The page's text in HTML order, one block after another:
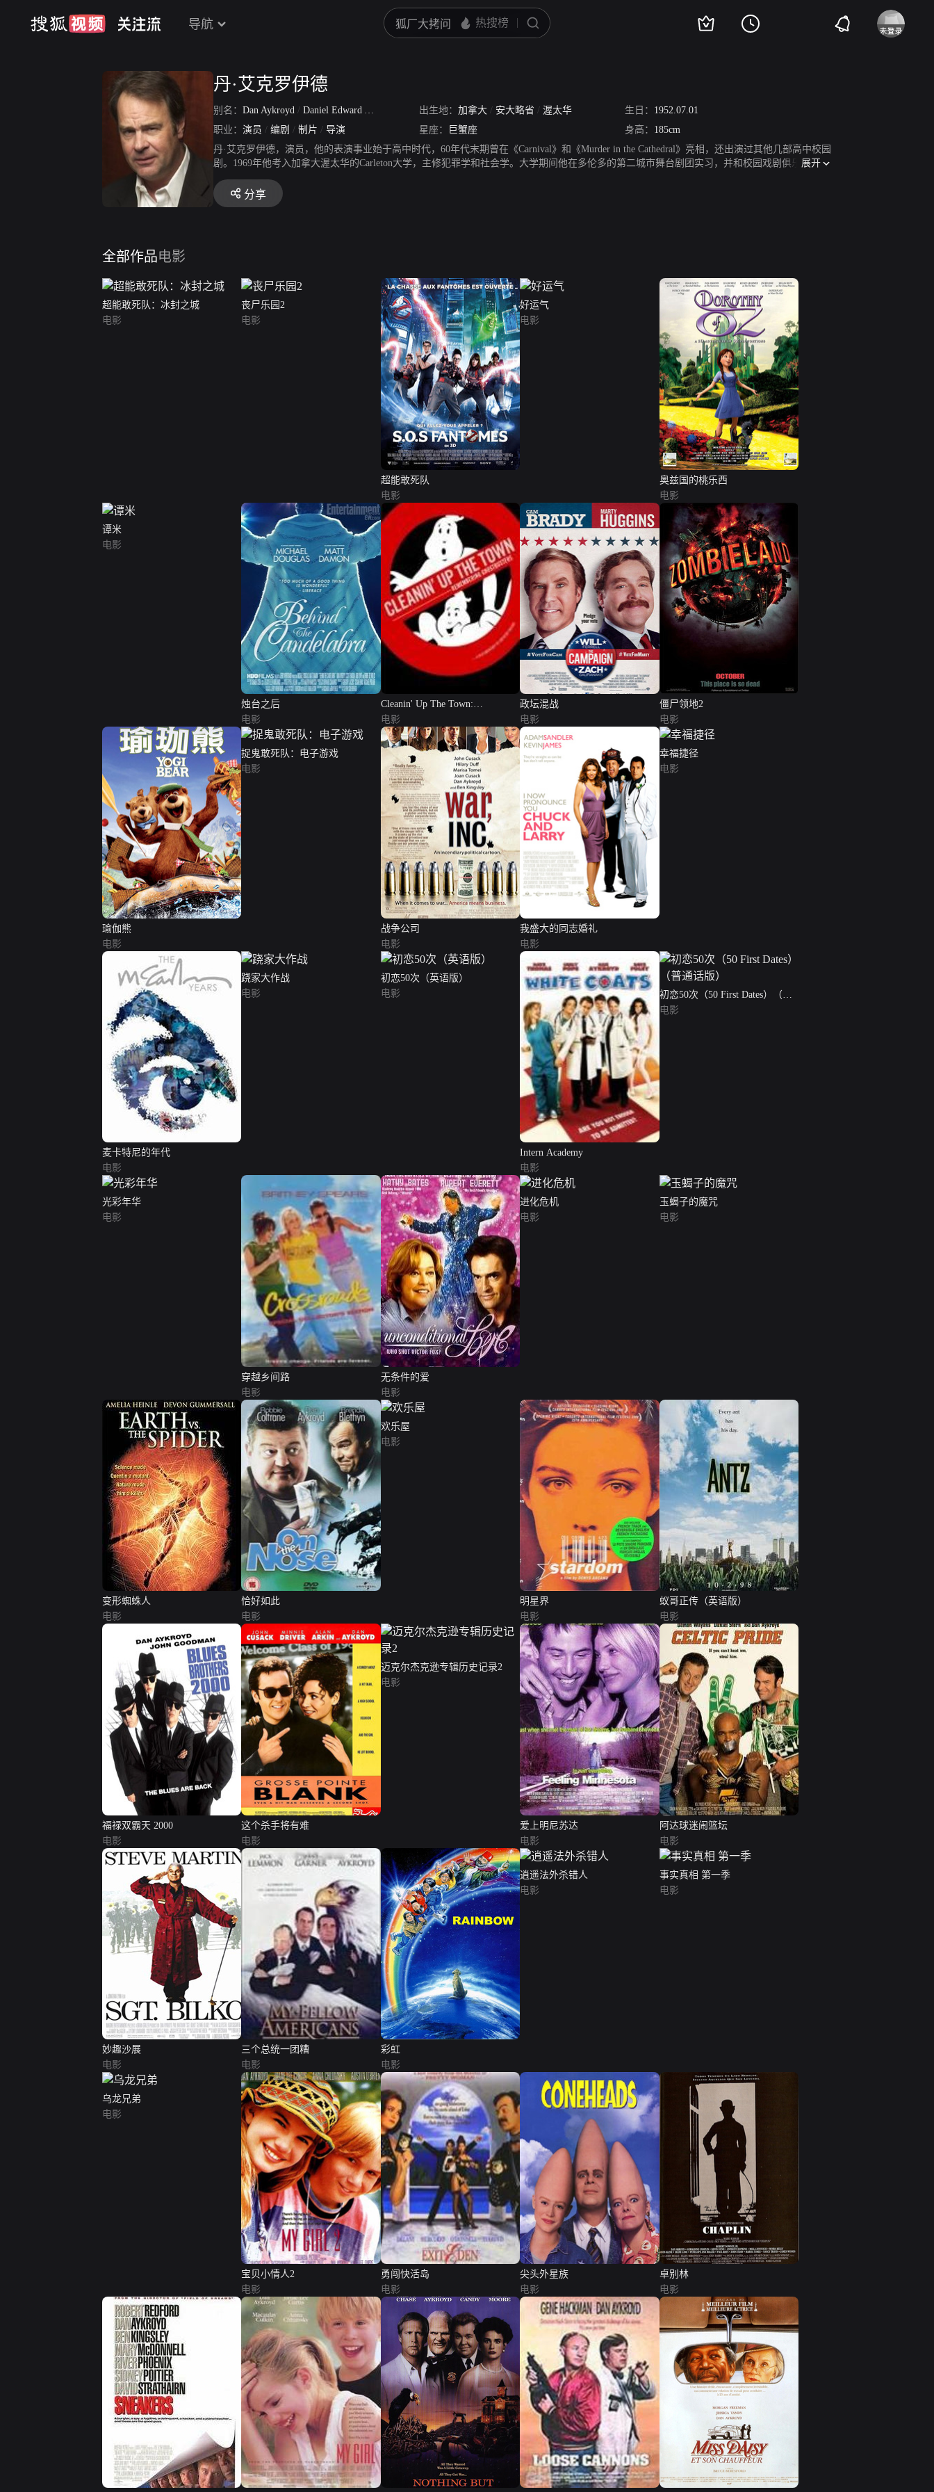
导航
丹·艾克罗伊德
别名： Dan Aykroyd / Daniel Edward Aykroyd Danny
出生地： 加拿大 / 安大略省 / 渥太华 生日： 1952.07.01
职业： 演员 / 编剧 / 制片 / 导演 星座： 巨蟹座 身高： 185cm
丹·艾克罗伊德，演员，他的表演事业始于高中时代，60年代末期曾在《Carnival》和《Murder in the Cathedral》亮相，还出演过其他几部高中校园
剧。1969年他考入加拿大渥太华的Carleton大学，主修犯罪学和社会学。大学期间他在多伦多的第二城市舞台剧团实习，并和校园戏剧俱乐部Soc
k'n'Buskin开始在Carleton大学演出，1994年获得母校颁发的荣誉博士学位。
展开
分享
全部作品电影
超能敢死队：冰封之城
电影
丧尸乐园2
电影
超能敢死队
电影
好运气
电影
奥兹国的桃乐西
电影
谭米
电影
烛台之后
电影
Cleanin' Up The Town:
Remembering...
电影
政坛混战
电影
僵尸领地2
电影
瑜伽熊
电影
捉鬼敢死队：电子游戏
电影
战争公司
电影
我盛大的同志婚礼
电影
幸福捷径
电影
麦卡特尼的年代
电影
跷家大作战
电影
初恋50次（英语版）
电影
Intern Academy
电影
初恋50次（50 First Dates）（普
通话版）
电影
光彩年华
电影
穿越乡间路
电影
无条件的爱
电影
进化危机
电影
玉蝎子的魔咒
电影
变形蜘蛛人
电影
恰好如此
电影
欢乐屋
电影
明星界
电影
蚁哥正传（英语版）
电影
福禄双霸天 2000
电影
这个杀手将有难
电影
迈克尔杰克逊专辑历史记录2
电影
爱上明尼苏达
电影
阿达球迷闹篮坛
电影
妙趣沙展
电影
三个总统一团糟
电影
彩虹
电影
逍遥法外杀错人
电影
事实真相 第一季
电影
乌龙兄弟
电影
宝贝小情人2
电影
勇闯快活岛
电影
尖头外星族
电影
卓别林
电影